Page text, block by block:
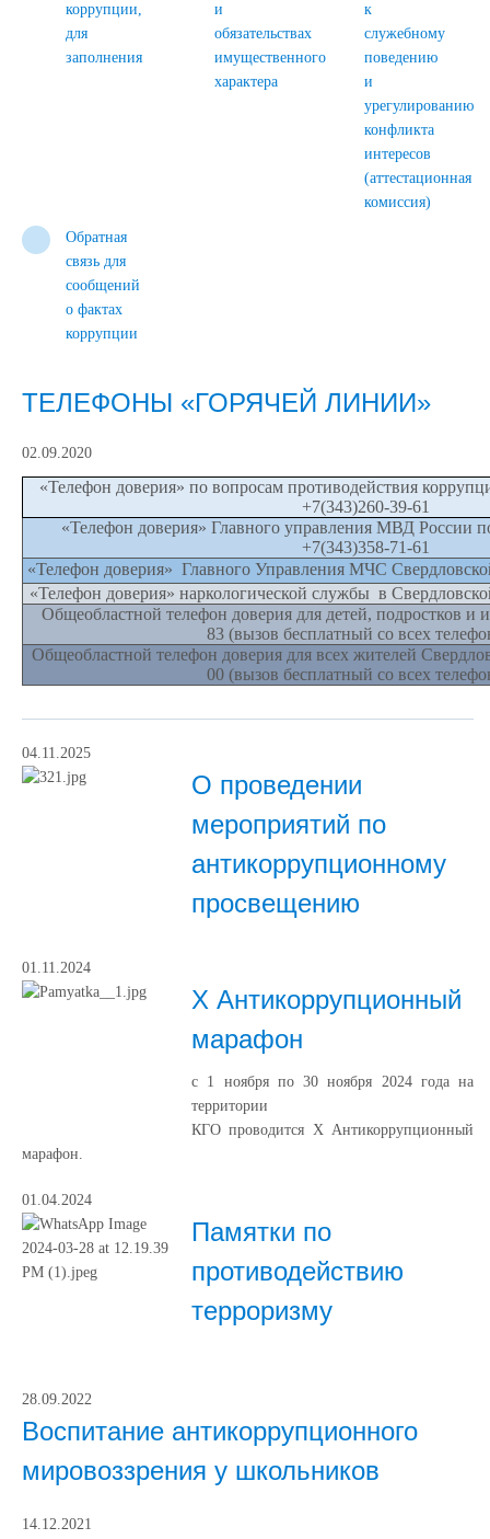
коррупции,
для
заполнения
и
обязательствах
имущественного
характера
к
служебному
поведению
и
урегулированию
конфликта
интересов
(аттестационная
комиссия)
Обратная
связь для
сообщений
о фактах
коррупции
ТЕЛЕФОНЫ «ГОРЯЧЕЙ ЛИНИИ»
02.09.2020
«Телефон доверия» по вопросам противодействия
+7(343)260-39-61
«Телефон доверия» Главного управления МВД России
+7(343)358-71-61
«Телефон доверия» Главного Управления МЧС
«Телефон доверия» наркологической службы в
Общеобластной телефон доверия для детей, подростков и
83 (вызов бесплатный со всех
Общеобластной телефон доверия для всех жителей
00 (вызов бесплатный со всех
04.11.2025
О проведении
мероприятий по
антикоррупционному
просвещению
01.11.2024
Х Антикоррупционный
марафон
с 1 ноября по 30 ноября 2024 года на
территории
КГО проводится Х Антикоррупционный
марафон.
01.04.2024
Памятки по
противодействию
терроризму
28.09.2022
Воспитание антикоррупционного
мировоззрения у школьников
14.12.2021